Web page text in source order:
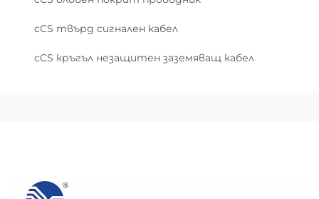
cCS твърд сигнален кабел
cCS кръгъл незащитен заземяващ кабел